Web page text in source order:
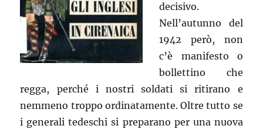
decisivo.
Nell’autunno del
1942 però, non
c’è manifesto o
bollettino che
regga, perché i nostri soldati si ritirano e
nemmeno troppo ordinatamente. Oltre tutto se
i generali tedeschi si preparano per una nuova